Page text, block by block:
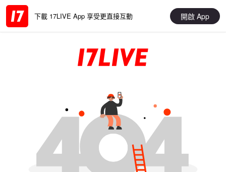
下載 17LIVE App 享受更直接互動 開啟 App